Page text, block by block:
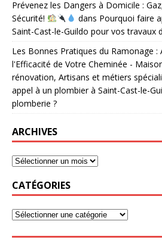
Prévenez les Dangers à Domicile :
Sécurité!
dans Pourquoi faire
Saint-Cast-le-Guildo pour vos travaux
Les Bonnes Pratiques du Ramonage :
l'Efficacité de Votre Cheminée -
rénovation, Artisans et métiers
appel à un plombier à Saint-Cast-le-
plomberie ?
ARCHIVES
CATÉGORIES